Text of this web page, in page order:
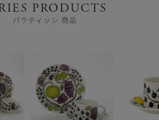
PRODUCTS
パラティッシ 商品